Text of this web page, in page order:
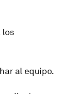
los
al equipo.